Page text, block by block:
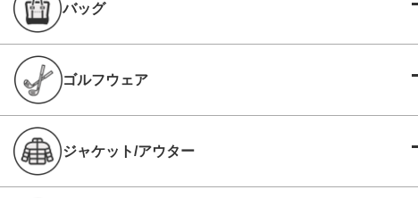
バッグ
ゴルフウェア
ジャケット/アウター